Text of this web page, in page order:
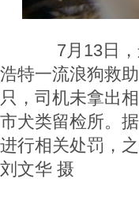
7月13日，
浩特一流浪狗救
只，司机未拿出
市犬类留检所。
进行相关处罚，
刘文华 摄